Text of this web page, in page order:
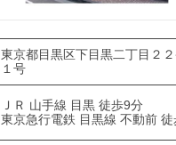
東京都目黒区下目黒二丁目２２
１号
ＪＲ 山手線 目黒 徒歩9分
東京急行電鉄 目黒線 不動前 徒